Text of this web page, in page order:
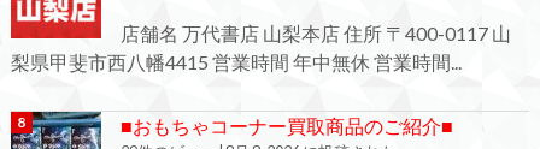
店舗名 万代書店 山梨本店 住所 〒400-0117 山
梨県甲斐市西八幡4415 営業時間 年中無休 営業時間...
■おもちゃコーナー買取商品のご紹介■